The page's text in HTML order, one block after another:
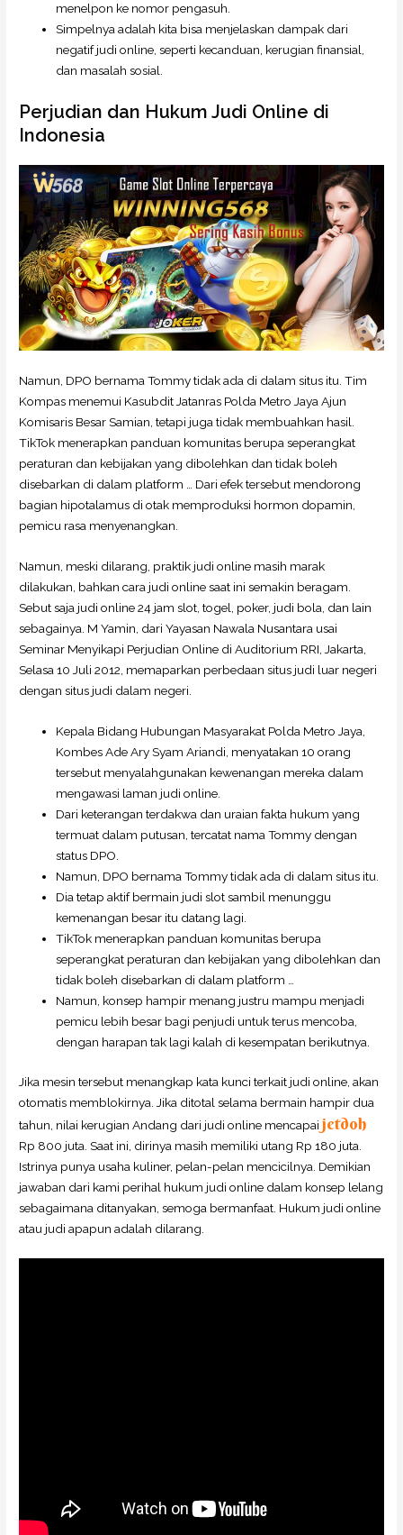
menelpon ke nomor pengasuh.
Simpelnya adalah kita bisa menjelaskan dampak dari
negatif judi online, seperti kecanduan, kerugian finansial,
dan masalah sosial.
Perjudian dan Hukum Judi Online di
Indonesia
Namun, DPO bernama Tommy tidak ada di dalam situs itu. Tim
Kompas menemui Kasubdit Jatanras Polda Metro Jaya Ajun
Komisaris Besar Samian, tetapi juga tidak membuahkan hasil.
TikTok menerapkan panduan komunitas berupa seperangkat
peraturan dan kebijakan yang dibolehkan dan tidak boleh
disebarkan di dalam platform … Dari efek tersebut mendorong
bagian hipotalamus di otak memproduksi hormon dopamin,
pemicu rasa menyenangkan.
Namun, meski dilarang, praktik judi online masih marak
dilakukan, bahkan cara judi online saat ini semakin beragam.
Sebut saja judi online 24 jam slot, togel, poker, judi bola, dan lain
sebagainya. M Yamin, dari Yayasan Nawala Nusantara usai
Seminar Menyikapi Perjudian Online di Auditorium RRI, Jakarta,
Selasa 10 Juli 2012, memaparkan perbedaan situs judi luar negeri
dengan situs judi dalam negeri.
Kepala Bidang Hubungan Masyarakat Polda Metro Jaya,
Kombes Ade Ary Syam Ariandi, menyatakan 10 orang
tersebut menyalahgunakan kewenangan mereka dalam
mengawasi laman judi online.
Dari keterangan terdakwa dan uraian fakta hukum yang
termuat dalam putusan, tercatat nama Tommy dengan
status DPO.
Namun, DPO bernama Tommy tidak ada di dalam situs itu.
Dia tetap aktif bermain judi slot sambil menunggu
kemenangan besar itu datang lagi.
TikTok menerapkan panduan komunitas berupa
seperangkat peraturan dan kebijakan yang dibolehkan dan
tidak boleh disebarkan di dalam platform …
Namun, konsep hampir menang justru mampu menjadi
pemicu lebih besar bagi penjudi untuk terus mencoba,
dengan harapan tak lagi kalah di kesempatan berikutnya.
Jika mesin tersebut menangkap kata kunci terkait judi online, akan
otomatis memblokirnya. Jika ditotal selama bermain hampir dua
tahun, nilai kerugian Andang dari judi online mencapaijetdoh
Rp 800 juta. Saat ini, dirinya masih memiliki utang Rp 180 juta.
Istrinya punya usaha kuliner, pelan-pelan mencicilnya. Demikian
jawaban dari kami perihal hukum judi online dalam konsep lelang
sebagaimana ditanyakan, semoga bermanfaat. Hukum judi online
atau judi apapun adalah dilarang.